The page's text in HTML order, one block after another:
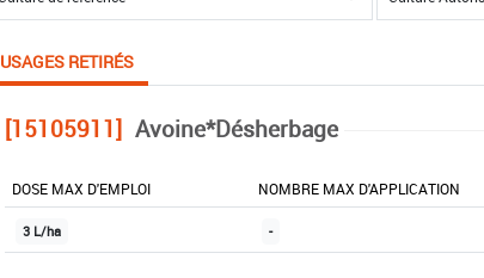
USAGES RETIRÉS
[15105911] Avoine*Désherbage
DOSE MAX D'EMPLOI NOMBRE MAX D'APPLICATION
3 L/ha -